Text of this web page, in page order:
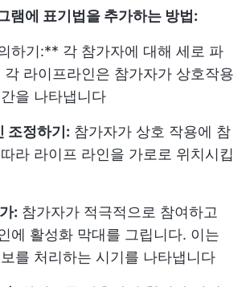
램에 표기법을 추가하는 방법:
하기:** 각 참가자에 대해 세로 파
각 라이프라인은 참가자가 상호작용
을 나타냅니다
조정하기: 참가자가 상호 작용에 참
라 라이프 라인을 가로로 위치시킵
: 참가자가 적극적으로 참여하고
에 활성화 막대를 그립니다. 이는
를 처리하는 시기를 나타냅니다